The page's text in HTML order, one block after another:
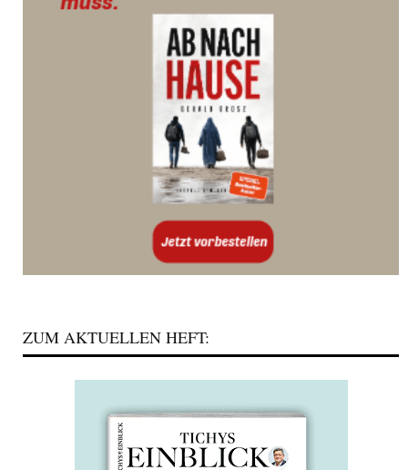
ZUM AKTUELLEN HEFT: